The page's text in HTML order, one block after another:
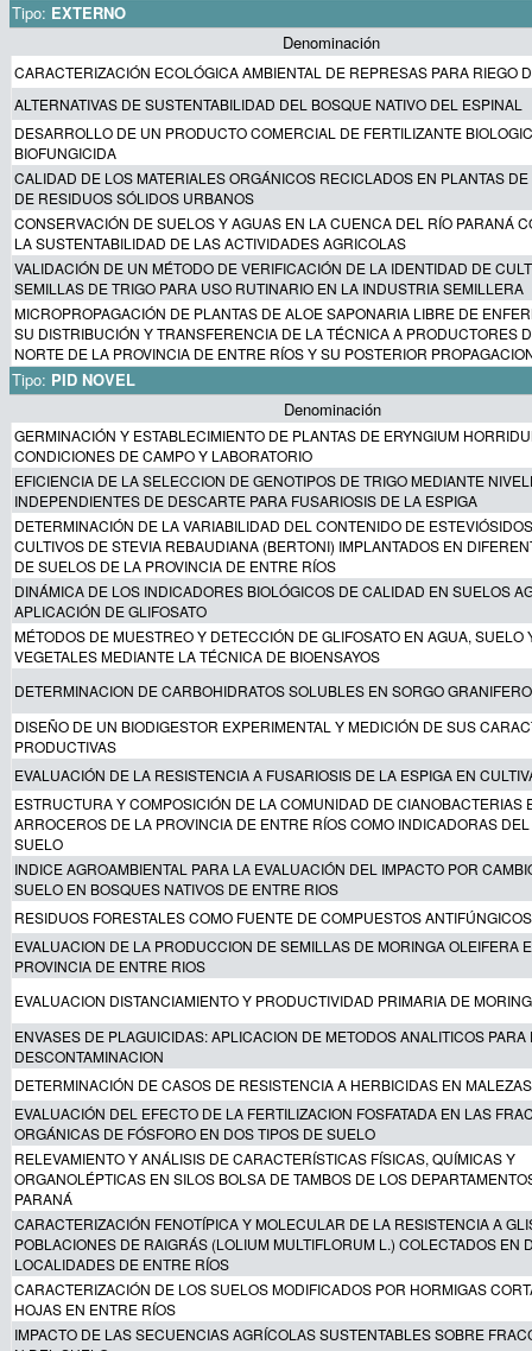
Tipo: EXTERNO
Denominación
CARACTERIZACIÓN ECOLÓGICA AMBIENTAL DE REPRESAS PARA RIEGO
ALTERNATIVAS DE SUSTENTABILIDAD DEL BOSQUE NATIVO DEL ESPINAL
DESARROLLO DE UN PRODUCTO COMERCIAL DE FERTILIZANTE
BIOFUNGICIDA
CALIDAD DE LOS MATERIALES ORGÁNICOS RECICLADOS EN PLANTAS DE
DE RESIDUOS SÓLIDOS URBANOS
CONSERVACIÓN DE SUELOS Y AGUAS EN LA CUENCA DEL RÍO PARANÁ
LA SUSTENTABILIDAD DE LAS ACTIVIDADES AGRICOLAS
VALIDACIÓN DE UN MÉTODO DE VERIFICACIÓN DE LA IDENTIDAD DE
SEMILLAS DE TRIGO PARA USO RUTINARIO EN LA INDUSTRIA SEMILLERA
MICROPROPAGACIÓN DE PLANTAS DE ALOE SAPONARIA LIBRE DE
SU DISTRIBUCIÓN Y TRANSFERENCIA DE LA TÉCNICA A PRODUCTORES
NORTE DE LA PROVINCIA DE ENTRE RÍOS Y SU POSTERIOR
Tipo: PID NOVEL
Denominación
GERMINACIÓN Y ESTABLECIMIENTO DE PLANTAS DE ERYNGIUM
CONDICIONES DE CAMPO Y LABORATORIO
EFICIENCIA DE LA SELECCION DE GENOTIPOS DE TRIGO MEDIANTE
INDEPENDIENTES DE DESCARTE PARA FUSARIOSIS DE LA ESPIGA
DETERMINACIÓN DE LA VARIABILIDAD DEL CONTENIDO DE
CULTIVOS DE STEVIA REBAUDIANA (BERTONI) IMPLANTADOS EN
DE SUELOS DE LA PROVINCIA DE ENTRE RÍOS
DINÁMICA DE LOS INDICADORES BIOLÓGICOS DE CALIDAD EN SUELOS
APLICACIÓN DE GLIFOSATO
MÉTODOS DE MUESTREO Y DETECCIÓN DE GLIFOSATO EN AGUA, SUELO
VEGETALES MEDIANTE LA TÉCNICA DE BIOENSAYOS
DETERMINACION DE CARBOHIDRATOS SOLUBLES EN SORGO GRANIFERO
DISEÑO DE UN BIODIGESTOR EXPERIMENTAL Y MEDICIÓN DE SUS
PRODUCTIVAS
EVALUACIÓN DE LA RESISTENCIA A FUSARIOSIS DE LA ESPIGA EN
ESTRUCTURA Y COMPOSICIÓN DE LA COMUNIDAD DE CIANOBACTERIAS
ARROCEROS DE LA PROVINCIA DE ENTRE RÍOS COMO INDICADORAS
SUELO
INDICE AGROAMBIENTAL PARA LA EVALUACIÓN DEL IMPACTO POR
SUELO EN BOSQUES NATIVOS DE ENTRE RIOS
RESIDUOS FORESTALES COMO FUENTE DE COMPUESTOS ANTIFÚNGICOS
EVALUACION DE LA PRODUCCION DE SEMILLAS DE MORINGA OLEIFERA
PROVINCIA DE ENTRE RIOS
EVALUACION DISTANCIAMIENTO Y PRODUCTIVIDAD PRIMARIA DE
ENVASES DE PLAGUICIDAS: APLICACION DE METODOS ANALITICOS PARA
DESCONTAMINACION
DETERMINACIÓN DE CASOS DE RESISTENCIA A HERBICIDAS EN
EVALUACIÓN DEL EFECTO DE LA FERTILIZACION FOSFATADA EN LAS
ORGÁNICAS DE FÓSFORO EN DOS TIPOS DE SUELO
RELEVAMIENTO Y ANÁLISIS DE CARACTERÍSTICAS FÍSICAS, QUÍMICAS Y
ORGANOLÉPTICAS EN SILOS BOLSA DE TAMBOS DE LOS
PARANÁ
CARACTERIZACIÓN FENOTÍPICA Y MOLECULAR DE LA RESISTENCIA A
POBLACIONES DE RAIGRÁS (LOLIUM MULTIFLORUM L.) COLECTADOS EN
LOCALIDADES DE ENTRE RÍOS
CARACTERIZACIÓN DE LOS SUELOS MODIFICADOS POR HORMIGAS
HOJAS EN ENTRE RÍOS
IMPACTO DE LAS SECUENCIAS AGRÍCOLAS SUSTENTABLES SOBRE